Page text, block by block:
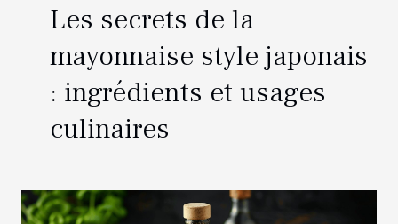
Les secrets de la
mayonnaise style japonais
: ingrédients et usages
culinaires